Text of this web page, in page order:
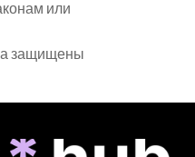
или
защищены